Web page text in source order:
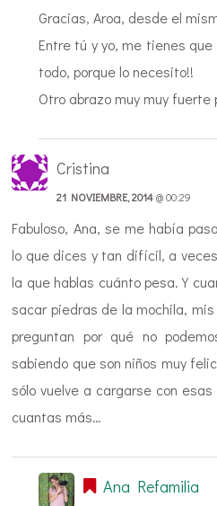
Gracias, Aroa, desde el
Entre tú y yo, me tienes
todo, porque lo necesito!!
Otro abrazo muy muy fuerte
Cristina
21 NOVIEMBRE, 2014@ 00:29
Fabuloso, Ana, se me había
lo que dices y tan difícil, a
la que hablas cuánto pesa. Y
sacar piedras de la mochila,
preguntan por qué no
sabiendo que son niños muy
sólo vuelve a cargarse con
cuantas más…
Ana Refamilia